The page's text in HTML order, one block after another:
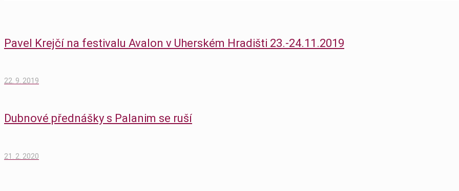
Pavel Krejčí na festivalu Avalon v Uherském Hradišti 23.-24.11.2019
22. 9. 2019
Dubnové přednášky s Palanim se ruší
21. 2. 2020